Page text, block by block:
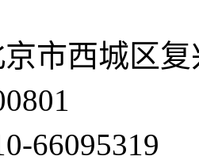
市西城区
66095319